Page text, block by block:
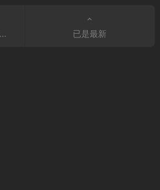
已是最新